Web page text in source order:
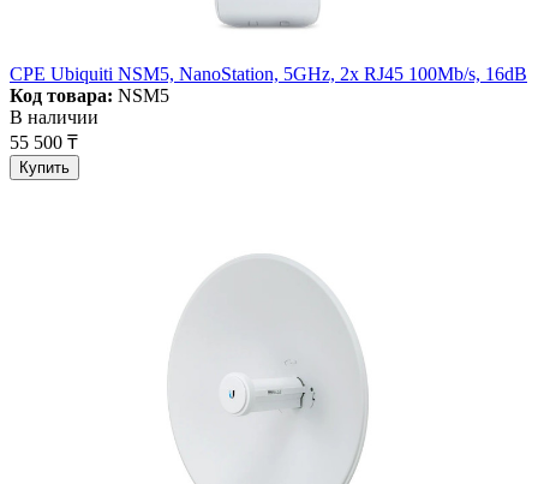
CPE Ubiquiti NSM5, NanoStation, 5GHz, 2x RJ45 100Mb/s, 16dB
Код товара: NSM5
В наличии
55 500 ₸
Купить